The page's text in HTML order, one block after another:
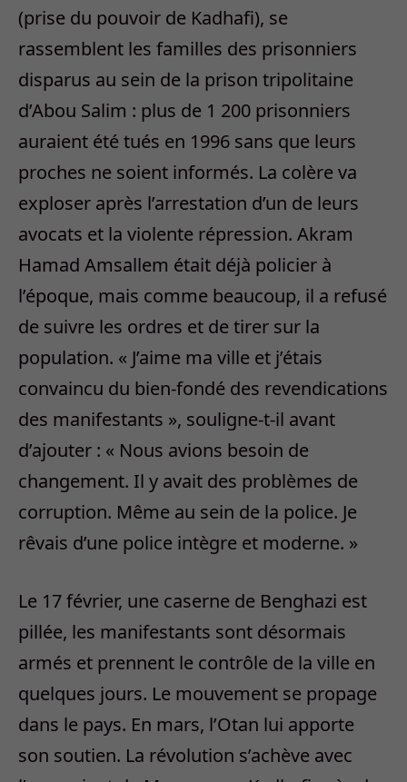
(prise du pouvoir de Kadhafi), se
rassemblent les familles des prisonniers
disparus au sein de la prison tripolitaine
d’Abou Salim : plus de 1 200 prisonniers
auraient été tués en 1996 sans que leurs
proches ne soient informés. La colère va
exploser après l’arrestation d’un de leurs
avocats et la violente répression. Akram
Hamad Amsallem était déjà policier à
l’époque, mais comme beaucoup, il a refusé
de suivre les ordres et de tirer sur la
population. « J’aime ma ville et j’étais
convaincu du bien-fondé des revendications
des manifestants », souligne-t-il avant
d’ajouter : « Nous avions besoin de
changement. Il y avait des problèmes de
corruption. Même au sein de la police. Je
rêvais d’une police intègre et moderne. »
Le 17 février, une caserne de Benghazi est
pillée, les manifestants sont désormais
armés et prennent le contrôle de la ville en
quelques jours. Le mouvement se propage
dans le pays. En mars, l’Otan lui apporte
son soutien. La révolution s’achève avec